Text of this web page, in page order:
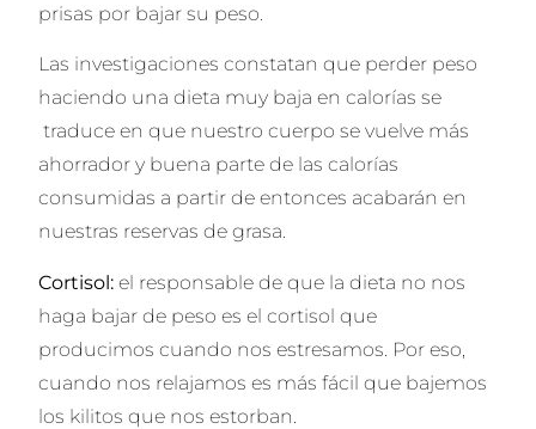
prisas por bajar su peso.
Las investigaciones constatan que perder peso
haciendo una dieta muy baja en calorías se
traduce en que nuestro cuerpo se vuelve más
ahorrador y buena parte de las calorías
consumidas a partir de entonces acabarán en
nuestras reservas de grasa.
Cortisol:el responsable de que la dieta no nos
haga bajar de peso es el cortisol que
producimos cuando nos estresamos. Por eso,
cuando nos relajamos es más fácil que bajemos
los kilitos que nos estorban.